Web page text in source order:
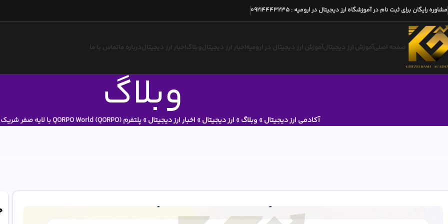
مشاوره رایگان برای ثبت نام در آموزشگاه ارز دیجیتال در ارومیه :
09214443235
صفحه اصلیآموزش ارز دیجیتالآموزش ارز دیجیتال در ارومیه اخبار ارز دیجیتالوبلاگ اخبار ارز دیجیتالدرباره ماتماس با ما
وبلاگ آکادمی ارز دیجیتال» وبلاگ» ارز دیجیتال» اخبار ارز دیجیتال»پلتفرم QORPO World (QORPO) با لایه صفر شریک شده است.!